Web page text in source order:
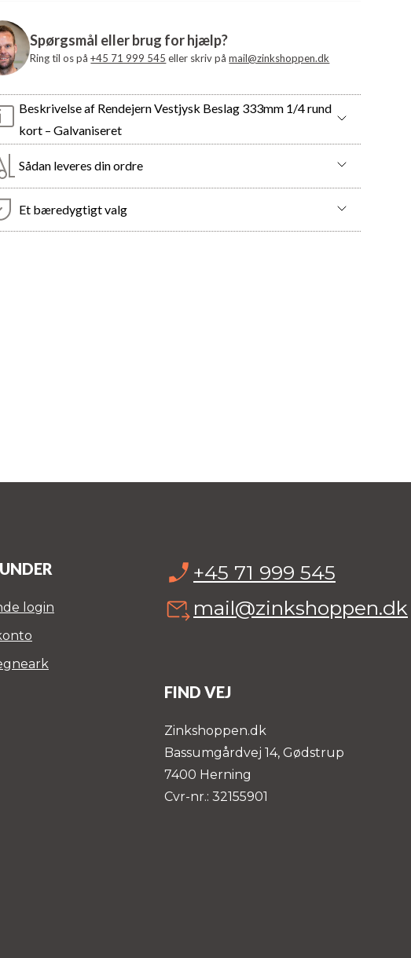
Galvaniseret
antal
Spørgsmål eller brug for hjælp?
Ring til os på+45 71 999 545 eller skriv påmail@zinkshoppen.dk
Beskrivelse af Rendejern Vestjysk Beslag 333mm 1/4 rund
kort – Galvaniseret
Sådan leveres din ordre
Et bæredygtigt valg
login
+45 71 999 545
mail@zinkshoppen.dk
FIND VEJ
Zinkshoppen.dk
Bassumgårdvej 14, Gødstrup
7400 Herning
Cvr-nr.: 32155901